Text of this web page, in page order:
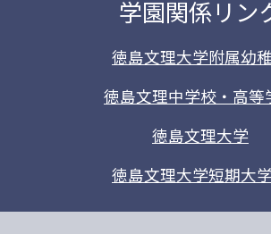
学園関係リン
徳島文理大学附属幼
徳島文理中学校・高等
徳島文理大学
徳島文理大学短期大